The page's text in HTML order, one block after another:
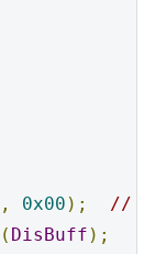
, 0x00 );
//
( DisBuff );